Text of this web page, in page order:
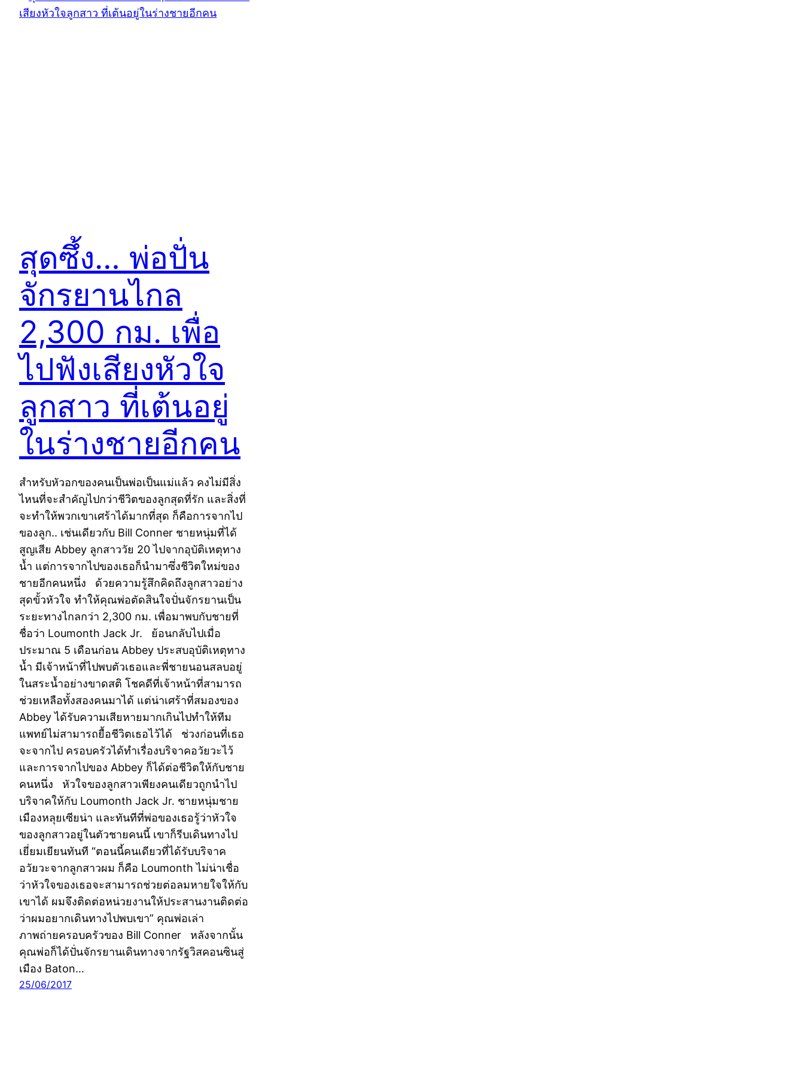
สุดซึ้ง… พ่อปั่น
จักรยานไกล
2,300 กม. เพื่อ
ไปฟังเสียงหัวใจ
ลูกสาว ที่เต้นอยู่
ในร่างชายอีกคน
สำหรับหัวอกของคนเป็นพ่อเป็นแม่แล้ว คงไม่มีสิ่ง
ไหนที่จะสำคัญไปกว่าชีวิตของลูกสุดที่รัก และสิ่งที่
จะทำให้พวกเขาเศร้าได้มากที่สุด ก็คือการจากไป
ของลูก.. เช่นเดียวกับ Bill Conner ชายหนุ่มที่ได้
สูญเสีย Abbey ลูกสาววัย 20 ไปจากอุบัติเหตุทาง
น้ำ แต่การจากไปของเธอก็นำมาซึ่งชีวิตใหม่ของ
ชายอีกคนหนึ่ง ด้วยความรู้สึกคิดถึงลูกสาวอย่าง
สุดขั้วหัวใจ ทำให้คุณพ่อตัดสินใจปั่นจักรยานเป็น
ระยะทางไกลกว่า 2,300 กม. เพื่อมาพบกับชายที่
ชื่อว่า Loumonth Jack Jr. ย้อนกลับไปเมื่อ
ประมาณ 5 เดือนก่อน Abbey ประสบอุบัติเหตุทาง
น้ำ มีเจ้าหน้าที่ไปพบตัวเธอและพี่ชายนอนสลบอยู่
ในสระน้ำอย่างขาดสติ โชคดีที่เจ้าหน้าที่สามารถ
ช่วยเหลือทั้งสองคนมาได้ แต่น่าเศร้าที่สมองของ
Abbey ได้รับความเสียหายมากเกินไปทำให้ทีม
แพทย์ไม่สามารถยื้อชีวิตเธอไว้ได้ ช่วงก่อนที่เธอ
จะจากไป ครอบครัวได้ทำเรื่องบริจาคอวัยวะไว้
และการจากไปของ Abbey ก็ได้ต่อชีวิตให้กับชาย
คนหนึ่ง หัวใจของลูกสาวเพียงคนเดียวถูกนำไป
บริจาคให้กับ Loumonth Jack Jr. ชายหนุ่มชาย
เมืองหลุยเซียน่า และทันทีที่พ่อของเธอรู้ว่าหัวใจ
ของลูกสาวอยู่ในตัวชายคนนี้ เขาก็รีบเดินทางไป
เยี่ยมเยียนทันที “ตอนนี้คนเดียวที่ได้รับบริจาค
อวัยวะจากลูกสาวผม ก็คือ Loumonth ไม่น่าเชื่อ
ว่าหัวใจของเธอจะสามารถช่วยต่อลมหายใจให้กับ
เขาได้ ผมจึงติดต่อหน่วยงานให้ประสานงานติดต่อ
ว่าผมอยากเดินทางไปพบเขา” คุณพ่อเล่า
ภาพถ่ายครอบครัวของ Bill Conner หลังจากนั้น
คุณพ่อก็ได้ปั่นจักรยานเดินทางจากรัฐวิสคอนซินสู่
เมือง Baton…
25/06/2017